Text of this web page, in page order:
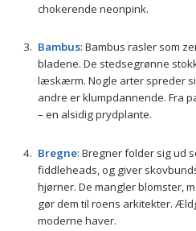
chokerende neonpink.
Bambus: Bambus rasler som
bladene. De stedsegrønne
læskærm. Nogle arter spreder
andre er klumpdannende. Fra
– en alsidig prydplante.
Bregne: Bregner folder sig ud
fiddleheads, og giver
hjørner. De mangler blomster,
gør dem til roens arkitekter.
moderne haver.